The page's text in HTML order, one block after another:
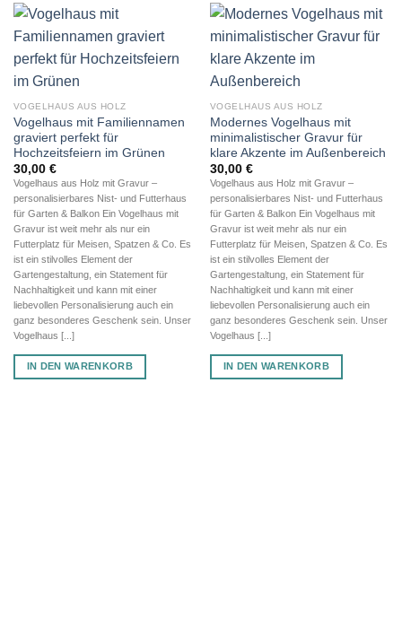
VOGELHAUS AUS HOLZ
Vogelhaus mit Familiennamen
graviert perfekt für
Hochzeitsfeiern im Grünen
30,00 €
Vogelhaus aus Holz mit Gravur –
personalisierbares Nist- und Futterhaus
für Garten & Balkon Ein Vogelhaus mit
Gravur ist weit mehr als nur ein
Futterplatz für Meisen, Spatzen & Co. Es
ist ein stilvolles Element der
Gartengestaltung, ein Statement für
Nachhaltigkeit und kann mit einer
liebevollen Personalisierung auch ein
ganz besonderes Geschenk sein. Unser
Vogelhaus [...]
IN DEN WARENKORB
VOGELHAUS AUS HOLZ
Modernes Vogelhaus mit
minimalistischer Gravur für
klare Akzente im Außenbereich
30,00 €
Vogelhaus aus Holz mit Gravur –
personalisierbares Nist- und Futterhaus
für Garten & Balkon Ein Vogelhaus mit
Gravur ist weit mehr als nur ein
Futterplatz für Meisen, Spatzen & Co. Es
ist ein stilvolles Element der
Gartengestaltung, ein Statement für
Nachhaltigkeit und kann mit einer
liebevollen Personalisierung auch ein
ganz besonderes Geschenk sein. Unser
Vogelhaus [...]
IN DEN WARENKORB